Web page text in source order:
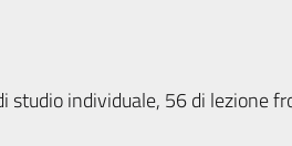
individuale, 56 di lezione